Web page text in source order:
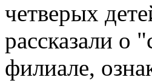
четверых
рассказали о
филиале,